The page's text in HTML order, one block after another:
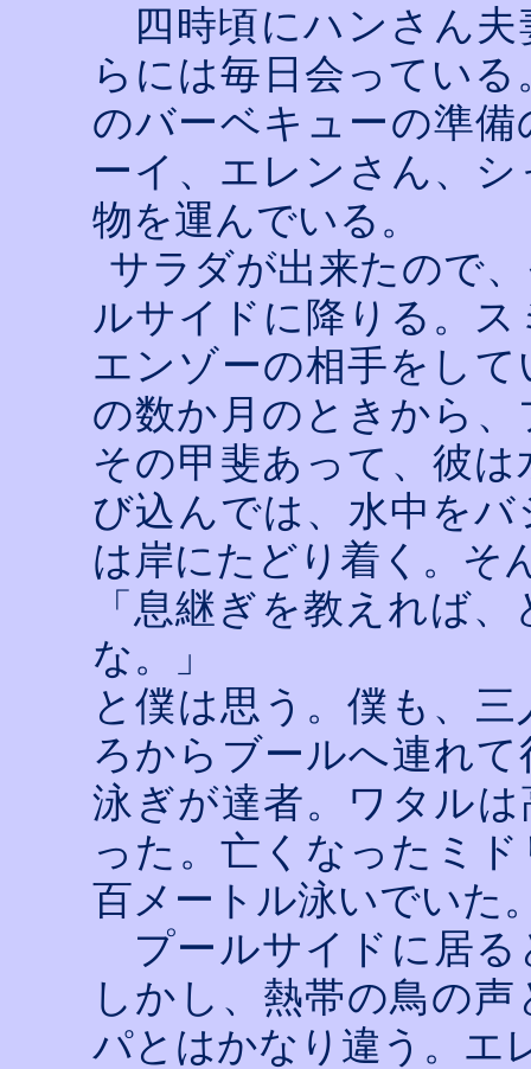
四時頃にハンさん夫
らには毎日会ってい
のバーベキューの準
ーイ、エレンさん、
物を運んでいる。
サラダが出来たので
ルサイドに降りる。
エンゾーの相手をし
の数か月のときから
その甲斐あって、彼
び込んでは、水中を
は岸にたどり着く。そ
「息継ぎを教えれば
な。」
と僕は思う。僕も、
ろからブールへ連れ
泳ぎが達者。ワタル
った。亡くなったミ
百メートル泳いでいた
プールサイドに居る
しかし、熱帯の鳥の
パとはかなり違う。エ